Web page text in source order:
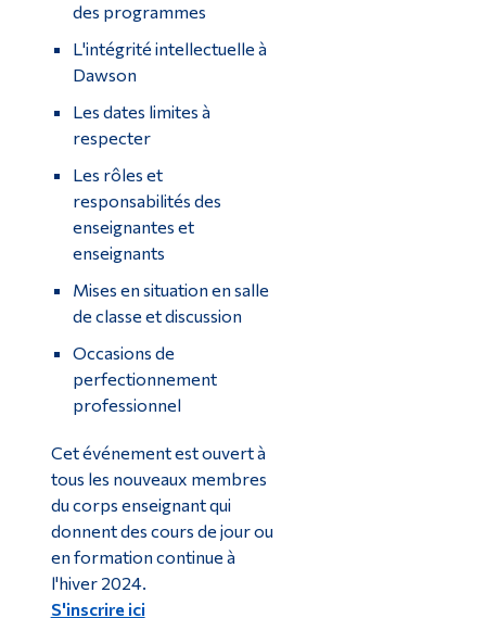
des programmes
L'intégrité intellectuelle à
Dawson
Les dates limites à
respecter
Les rôles et
responsabilités des
enseignantes et
enseignants
Mises en situation en salle
de classe et discussion
Occasions de
perfectionnement
professionnel
Cet événement est ouvert à
tous les nouveaux membres
du corps enseignant qui
donnent des cours de jour ou
en formation continue à
l'hiver 2024.
S'inscrire ici